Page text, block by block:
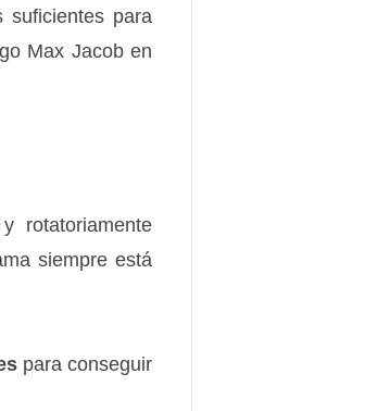
para
Max Jacob en
rotatoriamente
siempre está
para conseguir